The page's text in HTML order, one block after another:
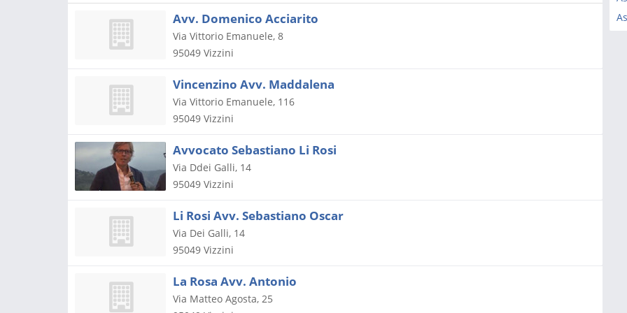
Avv. Domenico Acciarito
Via Vittorio Emanuele, 8
95049 Vizzini
Vincenzino Avv. Maddalena
Via Vittorio Emanuele, 116
95049 Vizzini
Avvocato Sebastiano Li Rosi
Via Ddei Galli, 14
95049 Vizzini
Li Rosi Avv. Sebastiano Oscar
Via Dei Galli, 14
95049 Vizzini
La Rosa Avv. Antonio
Via Matteo Agosta, 25